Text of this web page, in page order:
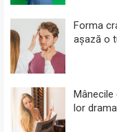
Forma
așază o
lor